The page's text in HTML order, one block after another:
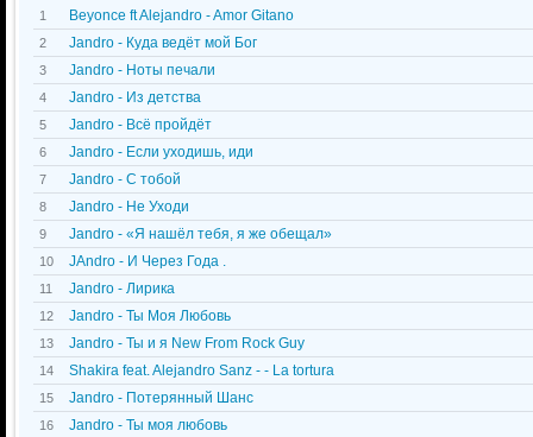
1 Beyonce ft Alejandro - Amor Gitano
2 Jandro - Куда ведёт мой Бог
3 Jandro - Ноты печали
4 Jandro - Из детства
5 Jandro - Всё пройдёт
6 Jandro - Если уходишь, иди
7 Jandro - С тобой
8 Jandro - Не Уходи
9 Jandro - «Я нашёл тебя, я же обещал»
10 JAndro - И Через Года .
11 Jandro - Лирика
12 Jandro - Ты Моя Любовь
13 Jandro - Ты и я New From Rock Guy
14 Shakira feat. Alejandro Sanz - - La tortura
15 Jandro - Потерянный Шанс
16 Jandro - Ты моя любовь